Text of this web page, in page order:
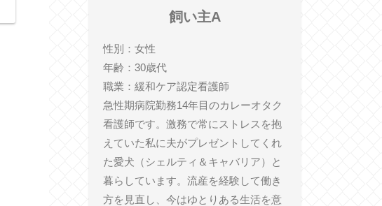
飼い主A
性別：女性
年齢：30歳代
職業：緩和ケア認定看護師
急性期病院勤務14年目のカレーオタク
看護師です。激務で常にストレスを抱
えていた私に夫がプレゼントしてくれ
た愛犬（シェルティ＆キャバリア）と
暮らしています。流産を経験して働き
方を見直し、今はゆとりある生活を意